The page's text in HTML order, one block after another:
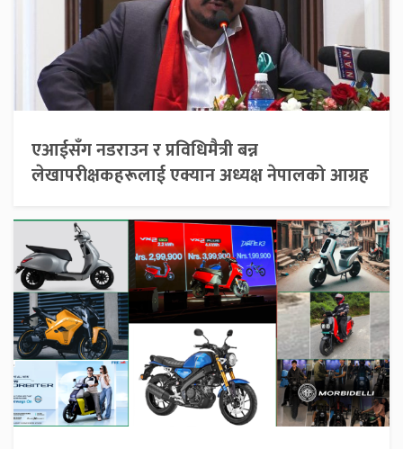
एआईसँग नडराउन र प्रविधिमैत्री बन्न
लेखापरीक्षकहरूलाई एक्यान अध्यक्ष नेपालको आग्रह